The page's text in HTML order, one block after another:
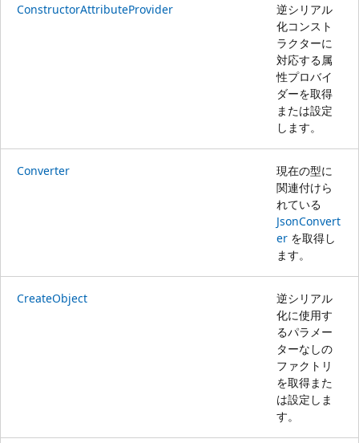
ConstructorAttributeProvider
逆シリアル
化コンスト
ラクターに
対応する属
性プロバイ
ダーを取得
または設定
します。
Converter
現在の型に
関連付けら
れている
JsonConvert
er を取得し
ます。
CreateObject
逆シリアル
化に使用す
るパラメー
ターなしの
ファクトリ
を取得また
は設定しま
す。